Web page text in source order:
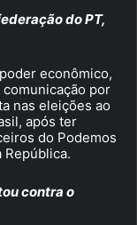
do PT,
econômico,
por
nas eleições ao
após ter
do Podemos
República.
contra o